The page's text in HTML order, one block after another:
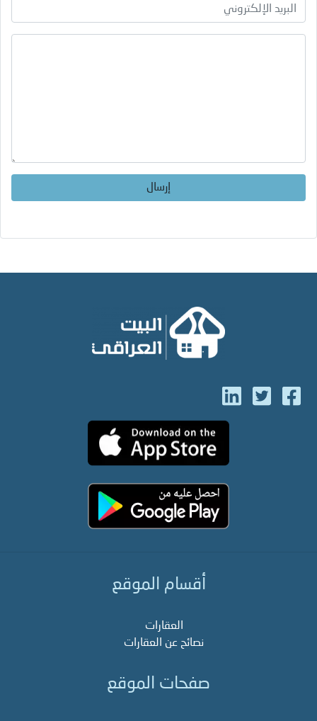
إرسال
أقسام الموقع
العقارات
نصائح عن العقارات
صفحات الموقع